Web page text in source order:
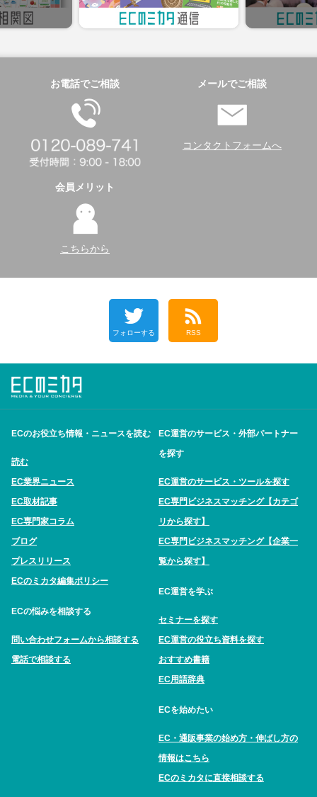
お電話でご相談 メールでご相談
コンタクトフォームへ
会員メリット
こちらから
フォローする RSS
ECのお役立ち情報・ニュースを読む
読む
EC業界ニュース
EC取材記事
EC専門家コラム
ブログ
プレスリリース
ECのミカタ編集ポリシー
ECの悩みを相談する
問い合わせフォームから相談する
電話で相談する
EC運営のサービス・外部パートナー
を探す
EC運営のサービス・ツールを探す
EC専門ビジネスマッチング【カテゴ
リから探す】
EC専門ビジネスマッチング【企業一
覧から探す】
EC運営を学ぶ
セミナーを探す
EC運営の役立ち資料を探す
おすすめ書籍
EC用語辞典
ECを始めたい
EC・通販事業の始め方・伸ばし方の
情報はこちら
ECのミカタに直接相談する